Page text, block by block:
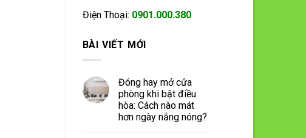
Điện Thoại: 0901.000.380
BÀI VIẾT MỚI
Đóng hay mở cửa
phòng khi bật điều
hòa: Cách nào mát
hơn ngày nắng nóng?